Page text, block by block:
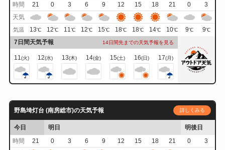
時間
21 0 3 6 9 12 15 18 21 0
3
天気
気温 13℃ 12℃ 11℃ 12℃ 15℃ 18℃ 18℃ 14℃ 10℃ 9℃ 9℃
7日間天気予報 14日間先までの天気予報を見る
11(火) 12(水) 13(木) 14(金) 15(土) 16(日) 17(月)
野島埼灯台 (南房総市)の天気予報 詳しくみる
今日 明日
明後日
時間
21 0 3 6 9 12 15 18 21 0
3